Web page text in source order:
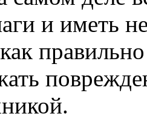
и иметь